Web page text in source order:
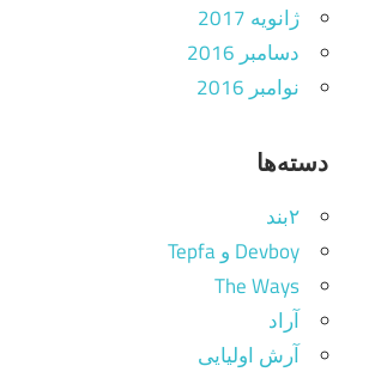
ژانویه 2017
دسامبر 2016
نوامبر 2016
دسته‌ها
۲بند
Devboy و Tepfa
The Ways
آراد
آرش اولیایی